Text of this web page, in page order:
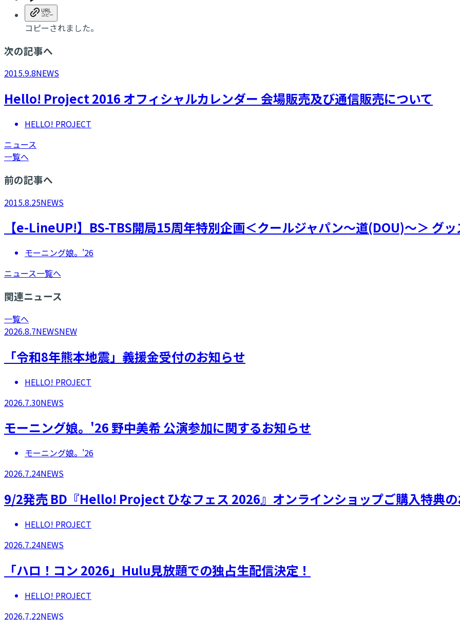
コピーされました。
次の記事へ
2015.9.8NEWS
Hello! Project 2016 オフィシャルカレンダー 会場販売及び通信販売について
HELLO! PROJECT
ニュース
一覧へ
前の記事へ
2015.8.25NEWS
【e-LineUP!】BS-TBS開局15周年特別企画＜クールジャパン～道(DOU)～＞ グッ
モーニング娘。'26
ニュース一覧へ
関連ニュース
一覧へ
2026.8.7NEWSNEW
「令和8年熊本地震」義援金受付のお知らせ
HELLO! PROJECT
2026.7.30NEWS
モーニング娘。'26 野中美希 公演参加に関するお知らせ
モーニング娘。'26
2026.7.24NEWS
9/2発売 BD『Hello! Project ひなフェス 2026』オンラインショップご購入特典
HELLO! PROJECT
2026.7.24NEWS
「ハロ！コン 2026」Hulu見放題での独占生配信決定！
HELLO! PROJECT
2026.7.22NEWS